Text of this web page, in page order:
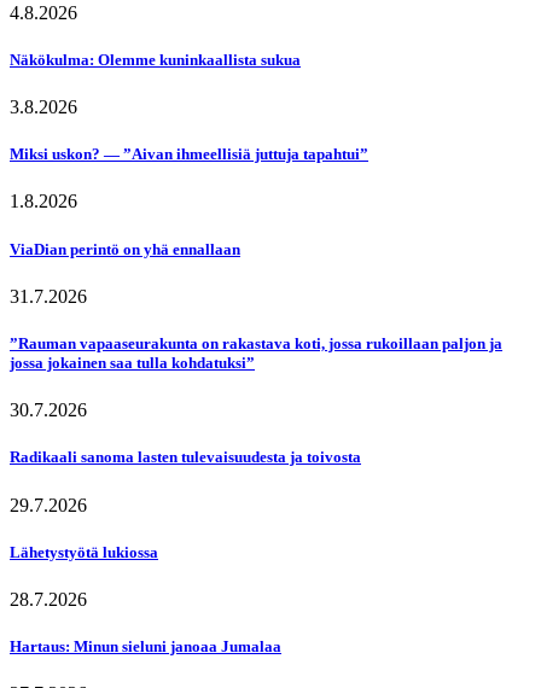
4.8.2026
Näkökulma: Olemme kuninkaallista sukua
3.8.2026
Miksi uskon? — ”Aivan ihmeellisiä juttuja tapahtui”
1.8.2026
ViaDian perintö on yhä ennallaan
31.7.2026
”Rauman vapaaseurakunta on rakastava koti, jossa rukoillaan paljon ja
jossa jokainen saa tulla kohdatuksi”
30.7.2026
Radikaali sanoma lasten tulevaisuudesta ja toivosta
29.7.2026
Lähetystyötä lukiossa
28.7.2026
Hartaus: Minun sieluni janoaa Jumalaa